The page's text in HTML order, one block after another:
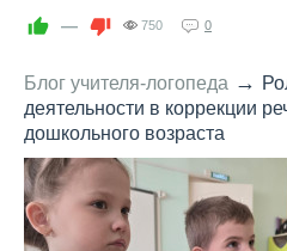
— 750 0
Блог учителя-логопеда →
деятельности в коррекции
дошкольного возраста